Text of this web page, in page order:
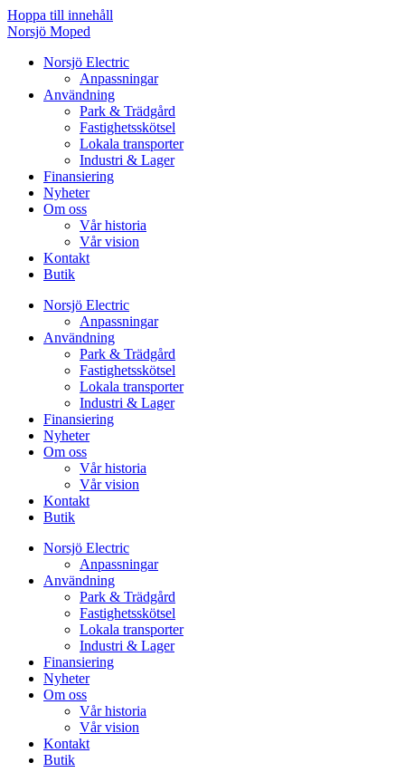
Hoppa till innehåll
Norsjö Moped
Norsjö Electric
Anpassningar
Användning
Park & Trädgård
Fastighetsskötsel
Lokala transporter
Industri & Lager
Finansiering
Nyheter
Om oss
Vår historia
Vår vision
Kontakt
Butik
Norsjö Electric
Anpassningar
Användning
Park & Trädgård
Fastighetsskötsel
Lokala transporter
Industri & Lager
Finansiering
Nyheter
Om oss
Vår historia
Vår vision
Kontakt
Butik
Norsjö Electric
Anpassningar
Användning
Park & Trädgård
Fastighetsskötsel
Lokala transporter
Industri & Lager
Finansiering
Nyheter
Om oss
Vår historia
Vår vision
Kontakt
Butik